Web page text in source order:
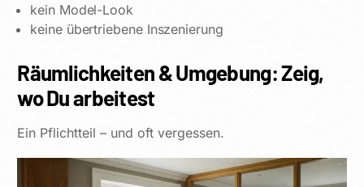
kein Model-Look
keine übertriebene Inszenierung
Räumlichkeiten & Umgebung: Zeig,
wo Du arbeitest
Ein Pflichtteil – und oft vergessen.